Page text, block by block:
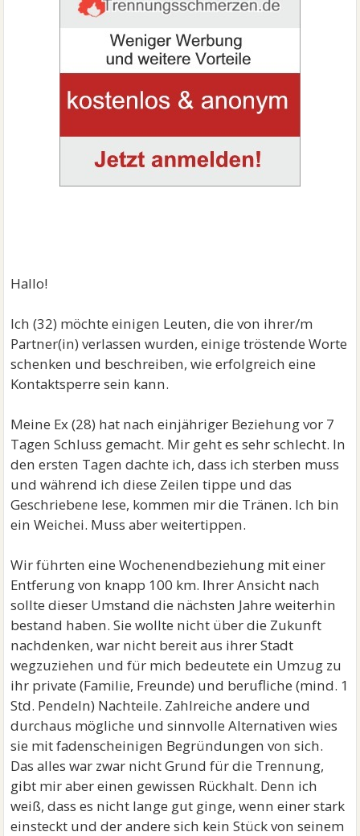
Hallo!
Ich (32) möchte einigen Leuten, die von ihrer/m
Partner(in) verlassen wurden, einige tröstende Worte
schenken und beschreiben, wie erfolgreich eine
Kontaktsperre sein kann.
Meine Ex (28) hat nach einjähriger Beziehung vor 7
Tagen Schluss gemacht. Mir geht es sehr schlecht. In
den ersten Tagen dachte ich, dass ich sterben muss
und während ich diese Zeilen tippe und das
Geschriebene lese, kommen mir die Tränen. Ich bin
ein Weichei. Muss aber weitertippen.
Wir führten eine Wochenendbeziehung mit einer
Entferung von knapp 100 km. Ihrer Ansicht nach
sollte dieser Umstand die nächsten Jahre weiterhin
bestand haben. Sie wollte nicht über die Zukunft
nachdenken, war nicht bereit aus ihrer Stadt
wegzuziehen und für mich bedeutete ein Umzug zu
ihr private (Familie, Freunde) und berufliche (mind. 1
Std. Pendeln) Nachteile. Zahlreiche andere und
durchaus mögliche und sinnvolle Alternativen wies
sie mit fadenscheinigen Begründungen von sich.
Das alles war zwar nicht Grund für die Trennung,
gibt mir aber einen gewissen Rückhalt. Denn ich
weiß, dass es nicht lange gut ginge, wenn einer stark
einsteckt und der andere sich kein Stück von seinem